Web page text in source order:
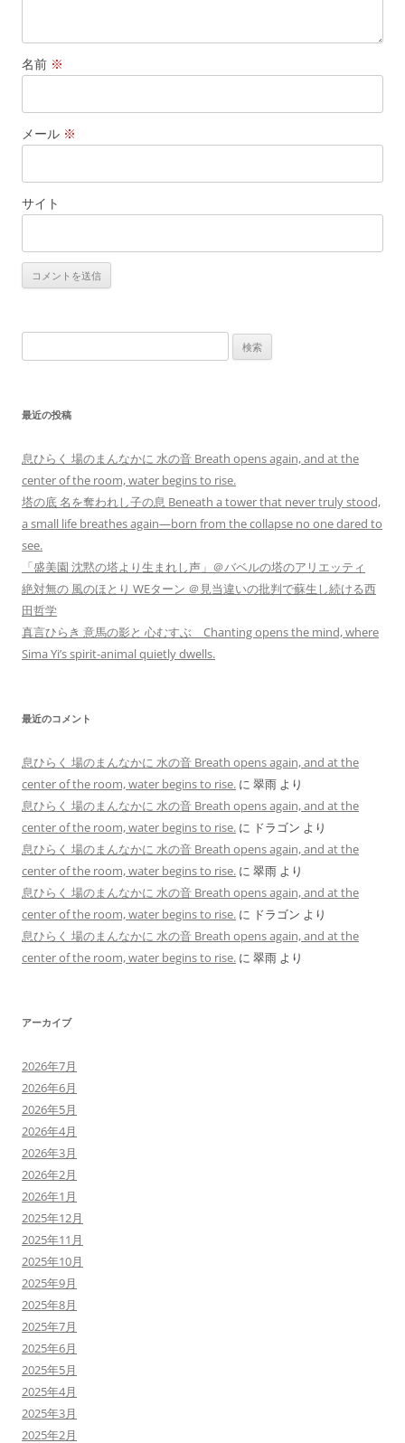
名前 ※
メール ※
サイト
索:
最近の投稿
息ひらく 場のまんなかに 水の音 Breath opens again, and at the
center of the room, water begins to rise.
塔の底 名を奪われし子の息 Beneath a tower that never truly stood,
a small life breathes again—born from the collapse no one dared to
see.
「盛美園 沈黙の塔より生まれし声」＠バベルの塔のアリエッティ
絶対無の 風のほとり WEターン ＠見当違いの批判で蘇生し続ける西
田哲学
真言ひらき 意馬の影と 心むすぶ Chanting opens the mind, where
Sima Yi’s spirit-animal quietly dwells.
最近のコメント
息ひらく 場のまんなかに 水の音 Breath opens again, and at the
center of the room, water begins to rise. に 翠雨 より
息ひらく 場のまんなかに 水の音 Breath opens again, and at the
center of the room, water begins to rise. に ドラゴン より
息ひらく 場のまんなかに 水の音 Breath opens again, and at the
center of the room, water begins to rise. に 翠雨 より
息ひらく 場のまんなかに 水の音 Breath opens again, and at the
center of the room, water begins to rise. に ドラゴン より
息ひらく 場のまんなかに 水の音 Breath opens again, and at the
center of the room, water begins to rise. に 翠雨 より
アーカイブ
2026年7月
2026年6月
2026年5月
2026年4月
2026年3月
2026年2月
2026年1月
2025年12月
2025年11月
2025年10月
2025年9月
2025年8月
2025年7月
2025年6月
2025年5月
2025年4月
2025年3月
2025年2月